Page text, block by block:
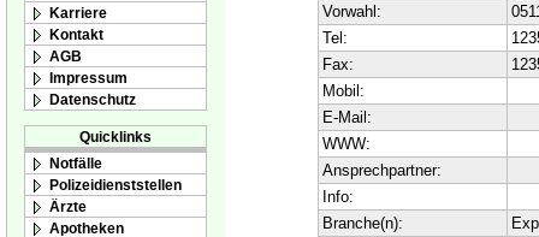
Karriere
Kontakt
AGB
Impressum
Datenschutz
Quicklinks
Notfälle
Polizeidienststellen
Ärzte
Apotheken
Vorwahl:
Tel:
Fax:
Mobil:
E-Mail:
WWW:
Ansprechpartner:
Info:
Branche(n):